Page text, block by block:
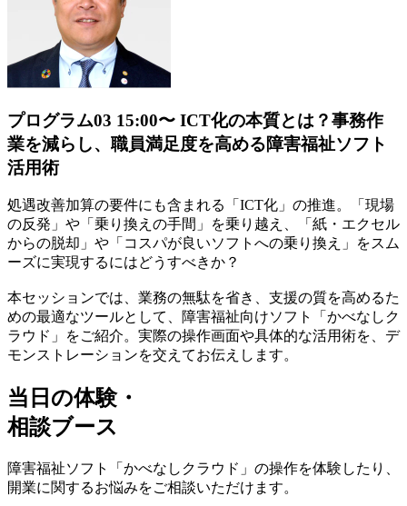
プログラム03 15:00〜 ICT化の本質とは？事務作
業を減らし、職員満足度を高める障害福祉ソフト
活用術
処遇改善加算の要件にも含まれる「ICT化」の推進。「現場
の反発」や「乗り換えの手間」を乗り越え、「紙・エクセル
からの脱却」や「コスパが良いソフトへの乗り換え」をスム
ーズに実現するにはどうすべきか？
本セッションでは、業務の無駄を省き、支援の質を高めるた
めの最適なツールとして、障害福祉向けソフト「かべなしク
ラウド」をご紹介。実際の操作画面や具体的な活用術を、デ
モンストレーションを交えてお伝えします。
当日の体験・
相談ブース
障害福祉ソフト「かべなしクラウド」の操作を体験したり、
開業に関するお悩みをご相談いただけます。